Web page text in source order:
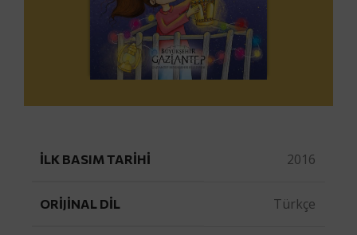
İLK BASIM TARIHI 2016
ORIJINAL DIL Türkçe